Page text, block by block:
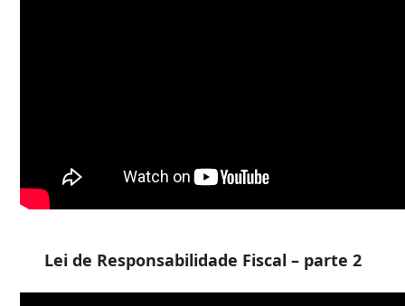
Lei de Responsabilidade Fiscal – parte 2